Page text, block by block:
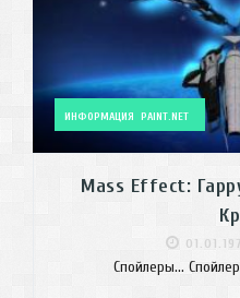
ИНФОРМАЦИЯ PAINT.NET
Mass Effect:
Спойлеры...